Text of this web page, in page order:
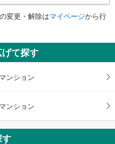
変更・解除はマイページから行
て探す
ンション
ンション